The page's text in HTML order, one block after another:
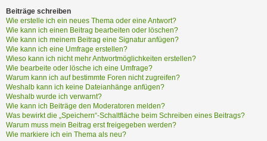
G
I
N
?
H
i
l
f
e
Beiträge schreiben
Wie erstelle ich ein neues Thema oder eine Antwort?
Wie kann ich einen Beitrag bearbeiten oder löschen?
Wie kann ich meinem Beitrag eine Signatur anfügen?
Wie kann ich eine Umfrage erstellen?
Wieso kann ich nicht mehr Antwortmöglichkeiten erstellen?
Wie bearbeite oder lösche ich eine Umfrage?
Warum kann ich auf bestimmte Foren nicht zugreifen?
Weshalb kann ich keine Dateianhänge anfügen?
Weshalb wurde ich verwarnt?
Wie kann ich Beiträge den Moderatoren melden?
Was bewirkt die „Speichern“-Schaltfläche beim Schreiben eines Beitrags?
Warum muss mein Beitrag erst freigegeben werden?
Wie markiere ich ein Thema als neu?